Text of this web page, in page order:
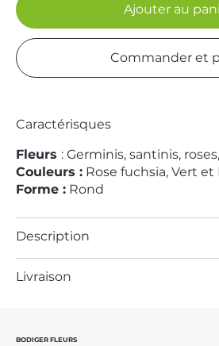
Ajouter au
Commander et
Caractérisques
Fleurs : Germinis, santinis,
Couleurs : Rose fuchsia, Vert
Forme : Rond
Description
Livraison
BODIGER FLEURS